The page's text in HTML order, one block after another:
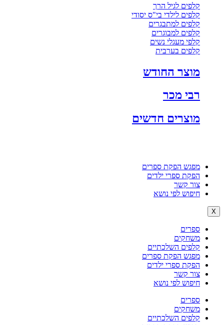
קלפים לגיל הרך
קלפים לילדי בי"ס יסודי
קלפים למתבגרים
קלפים למבוגרים
קלפי מעגלי נשים
קלפים בערבית
מוצר החודש
רבי מכר
מוצרים חדשים
מפגש הפקת ספרים
הפקת ספרי ילדים
צור קשר
חיפוש לפי נושא
X
ספרים
משחקים
קלפים השלכתיים
מפגש הפקת ספרים
הפקת ספרי ילדים
צור קשר
חיפוש לפי נושא
ספרים
משחקים
קלפים השלכתיים